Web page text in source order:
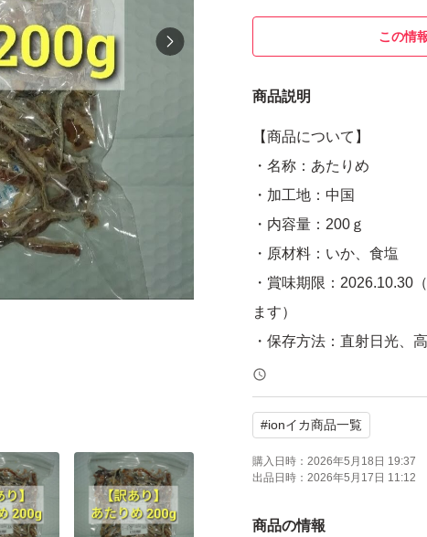
この情
商品説明
【商品について】
・名称：あたりめ
・加工地：中国
・内容量：200ｇ
・原材料：いか、食塩
・賞味期限：2026.10.30
ます）
・保存方法：直射日光、
て下さい。
【訳ありの理由】
商品加工の際に出た端材を
中身は正規品と同じなの
#ionイカ商品一覧
購入日時： 2026年5月18日 19:37
出品日時： 2026年5月17日 11:12
商品の情報